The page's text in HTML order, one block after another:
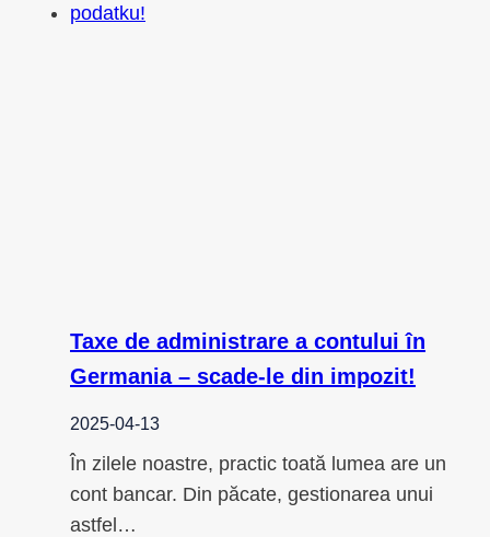
Taxe de administrare a contului în
Germania – scade-le din impozit!
2025-04-13
În zilele noastre, practic toată lumea are un
cont bancar. Din păcate, gestionarea unui
astfel…